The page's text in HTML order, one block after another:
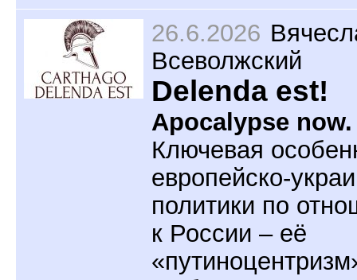
26.6.2026
Всеволжский
Delenda est!
Apocalypse now.
Ключевая
европейско-
политики по
к России – её